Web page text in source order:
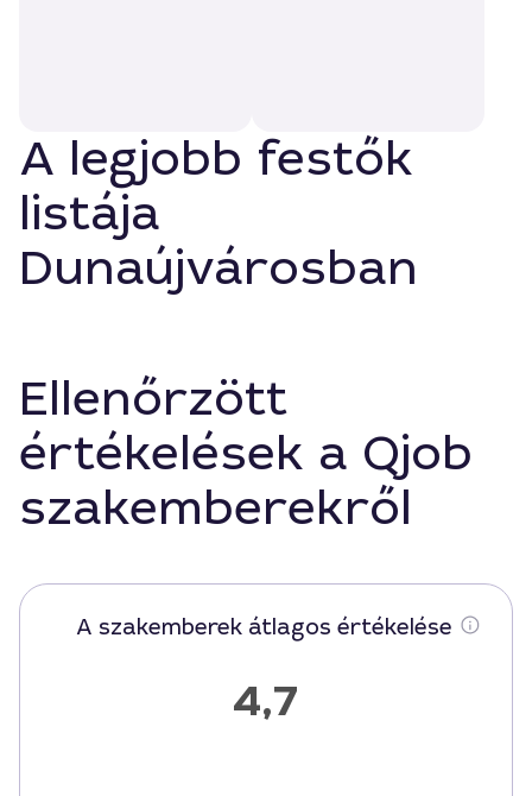
A legjobb festők
listája
Dunaújvárosban
Ellenőrzött
értékelések a Qjob
szakemberekről
A szakemberek átlagos értékelése
4,7